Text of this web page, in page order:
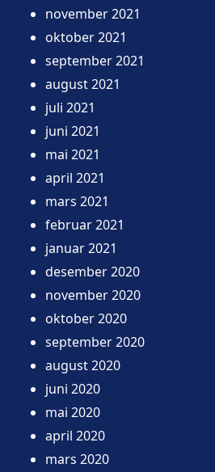
november 2021
oktober 2021
september 2021
august 2021
juli 2021
juni 2021
mai 2021
april 2021
mars 2021
februar 2021
januar 2021
desember 2020
november 2020
oktober 2020
september 2020
august 2020
juni 2020
mai 2020
april 2020
mars 2020